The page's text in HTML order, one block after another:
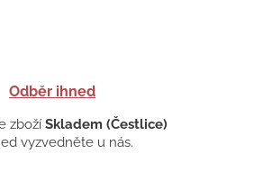
Odběr ihned
zboží Skladem (Čestlice)
vyzvedněte u nás.